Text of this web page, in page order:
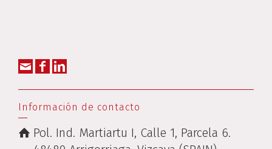
Información de contacto
Pol. Ind. Martiartu I, Calle 1, Parcela 6.